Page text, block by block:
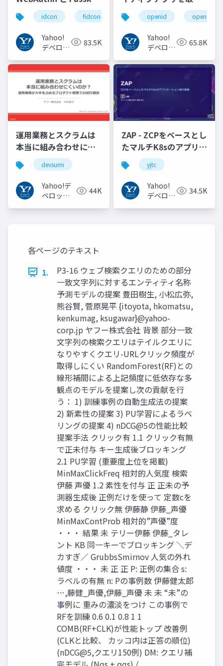
の UX の紹介と考察
#idcon #fidcon
idcon fidcon
Yahoo!
デベロッ
トワーク
83.5K
巻く仕様と動向 Yahoo!
JAPANの取り組み
#openid
#openid_tokyo
openid
Yahoo!
デベロッ
トワーク
65.8K
運用業務とスクラムは
本当に組み合わせにく
いのか︖運用業務が大
半を占めるプロダクト
開発での試行錯誤
devsumi
Yahoo!デ
ベロッパ
44K
ZAP - ZCPをベースとし
たマルチK8sのアプリケ
ーション実行基盤
#YJTC / YJTC21 B-3
yjtc
Yahoo!
デベロッ
34.5K
各ページのテキスト
1.
P3-16 ウェブ検索クエリのための部分
一致文字列に対するエンティティ名称
予測モデルの提案 豊田樹生, 小松広弥,
熊谷賢, 菅原晃平 {itoyota, hkomatsu,
kenkumag, ksugawar}@yahoo-
corp.jp ヤフー株式会社 背景 部分一致
文字列の検索クエリはテイルクエリに
なりやすくクエリ-URLクリック頻度が
取得しにくい RandomForest(RF)との
線形補間による上記頻度に低依存な多
観点のモデルを提案し次の貢献を行
う： 1) 訓練事例の自動生成法の提案
2) 新素性の提案 3) PU学習によるラベ
リングの提案 4) nDCG@5の性能比較
提案手法 クリック有 1.1 クリック有無
で正未付与 キー生成後ブロッキング
2.1 PU学習 (重要度上位を掲載)
MinMaxClickFreq 相対的人気度 検索
伊藤 声優 1.2 素性を付与 正 正未の予
測器生成後 正例だけを使って 定数cを
求める クリック無 伊藤静 伊藤_声優
MinMaxContProb 相対的”声優”度
・・・ 結果 未 テリー伊藤 伊藤_タレ
ント KB 同一キーでブロッキング ＼デ
カすぎ／ GrubbsSmirnov 人気の外れ
値度 ・・・ 未 正 正 P: 正例の集合 s:
ラベルの有無 n: Pの事例数 伊藤健太郎
…,藤健_声優,伊藤_声優 未 未 “未”の
事例に 重みの濃淡をつけ この事例で
RFを訓練 0.6 0.1 0.8 1 1
COMB(RF+CLK)が性能トップ 改善例
(CLKと比較、 カッコ内は正答の順位)
(nDCG@5,クエリ150例) DM: クエリ補